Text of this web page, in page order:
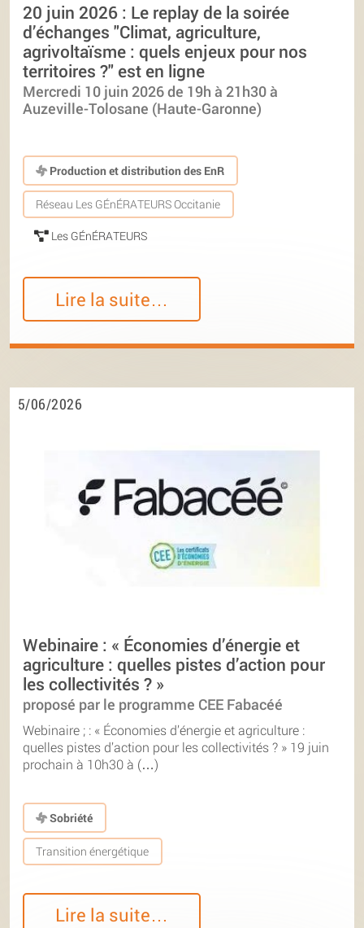
20 juin 2026 : Le replay de la soirée
d’échanges "Climat, agriculture,
agrivoltaïsme : quels enjeux pour nos
territoires ?" est en ligne
Mercredi 10 juin 2026 de 19h à 21h30 à
Auzeville-Tolosane (Haute-Garonne)
Production et distribution des EnR
Réseau Les GÉnÉRATEURS Occitanie
Les GÉnÉRATEURS
Lire la suite…
5/06/2026
Webinaire : « Économies d’énergie et
agriculture : quelles pistes d’action pour
les collectivités ? »
proposé par le programme CEE Fabacéé
Webinaire ; : « Économies d’énergie et agriculture :
quelles pistes d’action pour les collectivités ? » 19 juin
prochain à 10h30 à (…)
Sobriété
Transition énergétique
Lire la suite…